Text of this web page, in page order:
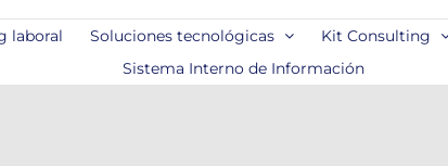
laboral Soluciones tecnológicas Kit Consulting
Sistema Interno de Información